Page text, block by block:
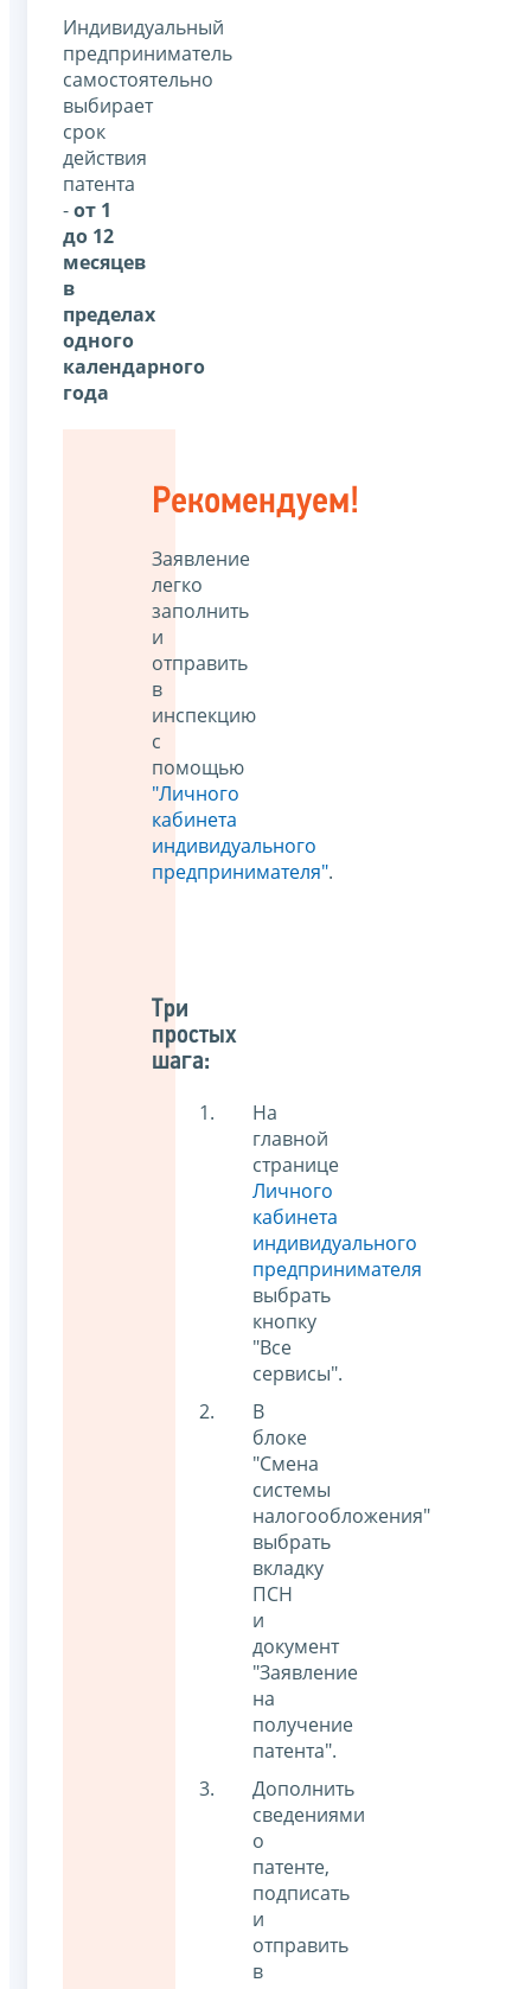
Индивидуальный
предприниматель
самостоятельно
выбирает
срок
действия
патента
-от 1
до 12
месяцев
в
пределах
одного
календарного
года
Рекомендуем!
Заявление
легко
заполнить
и
отправить
в
инспекцию
с
помощью
"Личного
кабинета
индивидуального
предпринимателя".
Три
простых
шага:
На
главной
странице
Личного
кабинета
индивидуального
предпринимателя
выбрать
кнопку
"Все
сервисы".
В
блоке
"Смена
системы
налогообложения"
выбрать
вкладку
ПСН
и
документ
"Заявление
на
получение
патента".
Дополнить
сведениями
о
патенте,
подписать
и
отправить
в